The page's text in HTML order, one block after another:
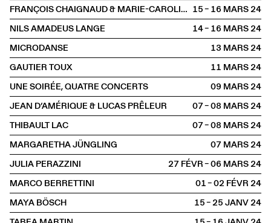
FRANÇOIS CHAIGNAUD & MARIE-CAROLINE HOMINAL 15 – 16 MARS2024
NILS AMADEUS LANGE
14 – 16 MARS2024
MICRODANSE
13 MARS2024
GAUTIER TOUX
11 MARS2024
UNE SOIRÉE, QUATRE CONCERTS
09 MARS2024
JEAN D’AMÉRIQUE & LUCAS PRÊLEUR
07 – 08 MARS2024
THIBAULT LAC
07 – 08 MARS2024
MARGARETHA JÜNGLING
07 MARS2024
JULIA PERAZZINI
27 FÉVR – 06 MARS2024
MARCO BERRETTINI
01 – 02 FÉVR2024
MAYA BÖSCH
15 – 25 JANV2024